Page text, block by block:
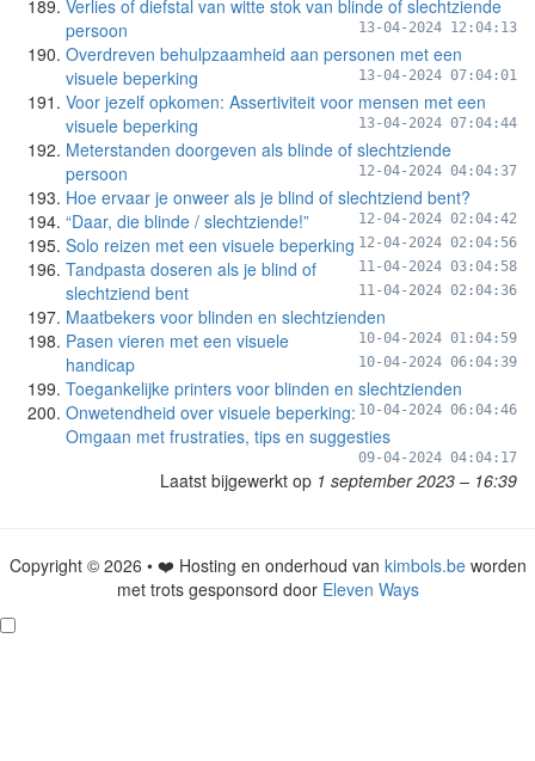
Verlies of diefstal van witte stok van blinde of slechtziende
persoon
13-04-2024 12:04:13
Overdreven behulpzaamheid aan personen met een
visuele beperking
13-04-2024 07:04:01
Voor jezelf opkomen: Assertiviteit voor mensen met een
visuele beperking
13-04-2024 07:04:44
Meterstanden doorgeven als blinde of slechtziende
persoon
12-04-2024 04:04:37
Hoe ervaar je onweer als je blind of slechtziend bent?
12-04-2024 02:04:42
“Daar, die blinde / slechtziende!”
12-04-2024 02:04:56
Solo reizen met een visuele beperking
11-04-2024 03:04:58
Tandpasta doseren als je blind of
slechtziend bent
11-04-2024 02:04:36
Maatbekers voor blinden en slechtzienden
10-04-2024 01:04:59
Pasen vieren met een visuele
handicap
10-04-2024 06:04:39
Toegankelijke printers voor blinden en slechtzienden
10-04-2024 06:04:46
Onwetendheid over visuele beperking:
Omgaan met frustraties, tips en suggesties
09-04-2024 04:04:17
Laatst bijgewerkt op 1 september 2023 – 16:39
Copyright © 2026 • ❤️ Hosting en onderhoud van kimbols.beworden
met trots gesponsord door Eleven Ways